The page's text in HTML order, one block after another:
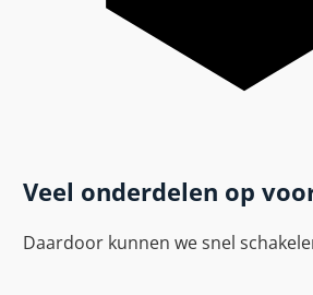
Veel onderdelen op
Daardoor kunnen we snel